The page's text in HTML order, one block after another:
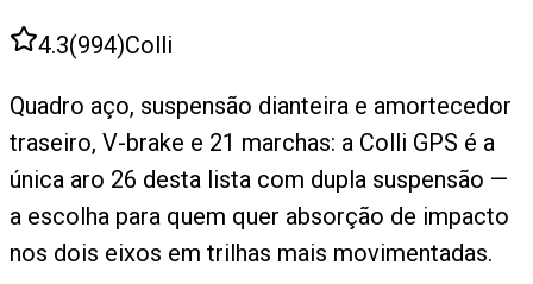
4.3(994)Colli
Quadro aço, suspensão dianteira e amortecedor
traseiro, V-brake e 21 marchas: a Colli GPS é a
única aro 26 desta lista com dupla suspensão —
a escolha para quem quer absorção de impacto
nos dois eixos em trilhas mais movimentadas.